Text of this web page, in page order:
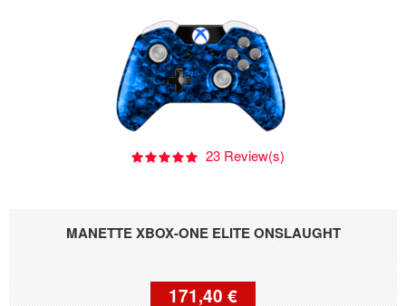
MANETTE XBOX-ONE ELITE ONSLAUGHT
23 Review(s)
171,40 €